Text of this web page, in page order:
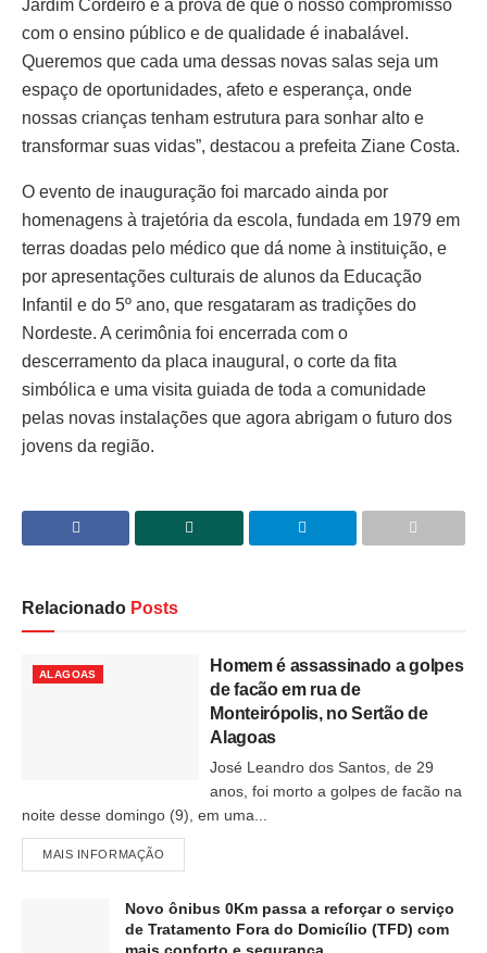
Jardim Cordeiro é a prova de que o nosso compromisso
com o ensino público e de qualidade é inabalável.
Queremos que cada uma dessas novas salas seja um
espaço de oportunidades, afeto e esperança, onde
nossas crianças tenham estrutura para sonhar alto e
transformar suas vidas”, destacou a prefeita Ziane Costa.
O evento de inauguração foi marcado ainda por
homenagens à trajetória da escola, fundada em 1979 em
terras doadas pelo médico que dá nome à instituição, e
por apresentações culturais de alunos da Educação
Infantil e do 5º ano, que resgataram as tradições do
Nordeste. A cerimônia foi encerrada com o
descerramento da placa inaugural, o corte da fita
simbólica e uma visita guiada de toda a comunidade
pelas novas instalações que agora abrigam o futuro dos
jovens da região.
Relacionado Posts
ALAGOAS
Homem é assassinado a golpes
de facão em rua de
Monteirópolis, no Sertão de
Alagoas
José Leandro dos Santos, de 29
anos, foi morto a golpes de facão na
noite desse domingo (9), em uma...
MAIS INFORMAÇÃO
Novo ônibus 0Km passa a reforçar o serviço
de Tratamento Fora do Domicílio (TFD) com
mais conforto e segurança